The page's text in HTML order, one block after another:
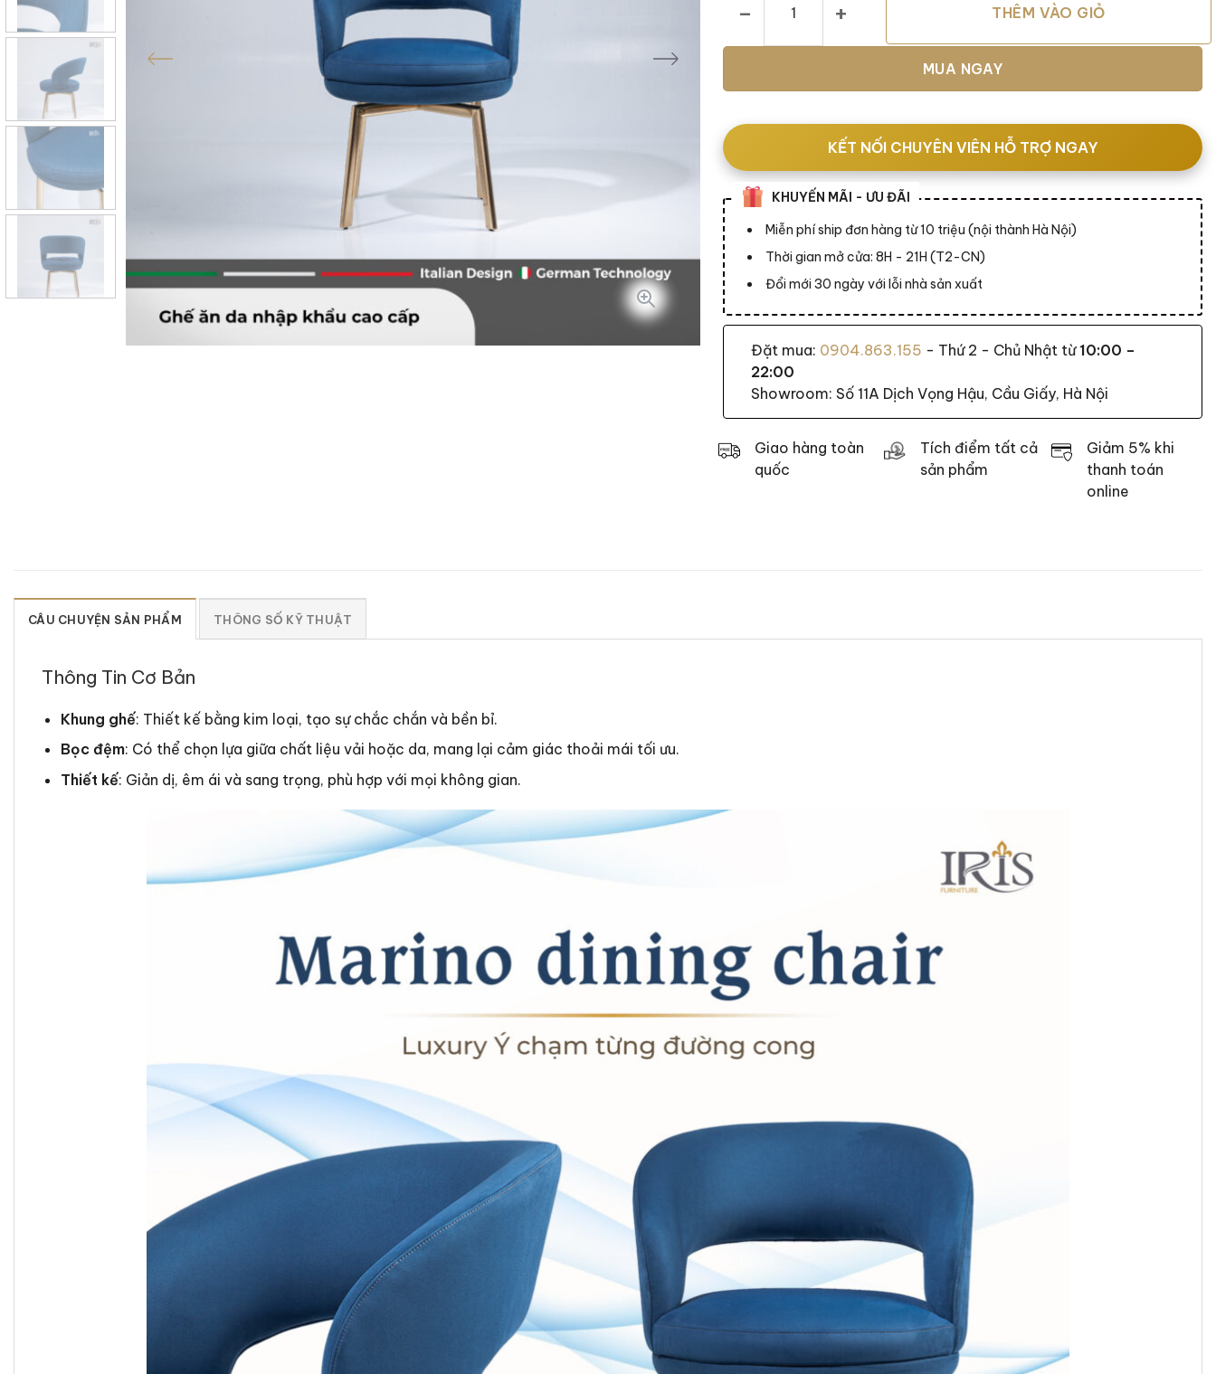
THÊM VÀO GIỎ
MUA NGAY
KẾT NỐI CHUYÊN VIÊN HỖ TRỢ NGAY
KHUYẾN MÃI - ƯU ĐÃI
Miễn phí ship đơn hàng từ 10 triệu (nội thành Hà Nội)
Thời gian mở cửa: 8H - 21H (T2-CN)
Đổi mới 30 ngày với lỗi nhà sản xuất
Đặt mua: 0904.863.155 - Thứ 2 - Chủ Nhật từ10:00 –
22:00
Showroom: Số 11A Dịch Vọng Hậu, Cầu Giấy, Hà Nội
Giao hàng toàn
quốc
Tích điểm tất cả
sản phẩm
Giảm 5% khi
thanh toán
online
CÂU CHUYỆN SẢN PHẨM THÔNG SỐ KỸ THUẬT
Thông Tin Cơ Bản
Khung ghế: Thiết kế bằng kim loại, tạo sự chắc chắn và bền bỉ.
Bọc đệm: Có thể chọn lựa giữa chất liệu vải hoặc da, mang lại cảm giác thoải mái tối ưu.
Thiết kế: Giản dị, êm ái và sang trọng, phù hợp với mọi không gian.